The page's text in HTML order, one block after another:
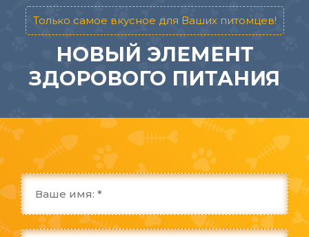
Только самое вкусное для Ваших питомцев!
НОВЫЙ ЭЛЕМЕНТ
ЗДОРОВОГО ПИТАНИЯ